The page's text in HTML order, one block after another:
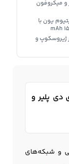
و میکروفون
یون با
و
دی پلیر و
و شبکه‌های